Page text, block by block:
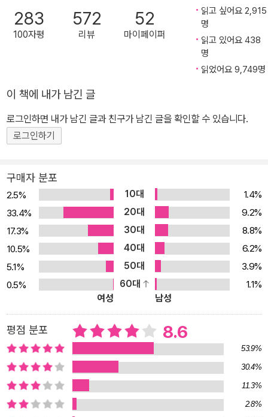
283
100자평
572
리뷰
52
마이페이퍼
읽고 싶어요 2,915
명
읽고 있어요 438
명
읽었어요 9,749명
이 책에 내가 남긴 글
로그인하면 내가 남긴 글과 친구가 남긴 글을 확인할 수 있습니다.
로그인하기
구매자 분포
2.5% 10대
1.4%
33.4%
20대
9.2%
17.3%
30대
8.8%
10.5%
40대
6.2%
5.1%
50대
3.9%
0.5%
60대
1.1%
여성
남성
평점 분포 8.6
53.9%
30.4%
11.3%
2.8%